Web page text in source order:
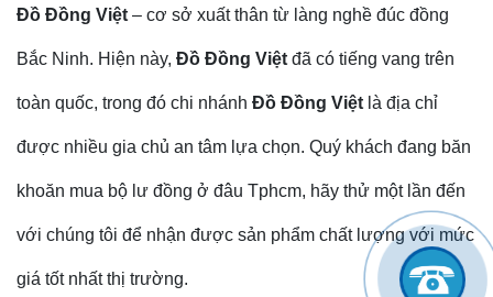
Đồ Đồng Việt – cơ sở xuất thân từ làng nghề đúc đồng
Bắc Ninh. Hiện này, Đồ Đồng Việt đã có tiếng vang trên
toàn quốc, trong đó chi nhánh Đồ Đồng Việt là địa chỉ
được nhiều gia chủ an tâm lựa chọn. Quý khách đang băn
khoăn mua bộ lư đồng ở đâu Tphcm, hãy thử một lần đến
với chúng tôi để nhận được sản phẩm chất lượng với mức
giá tốt nhất thị trường.